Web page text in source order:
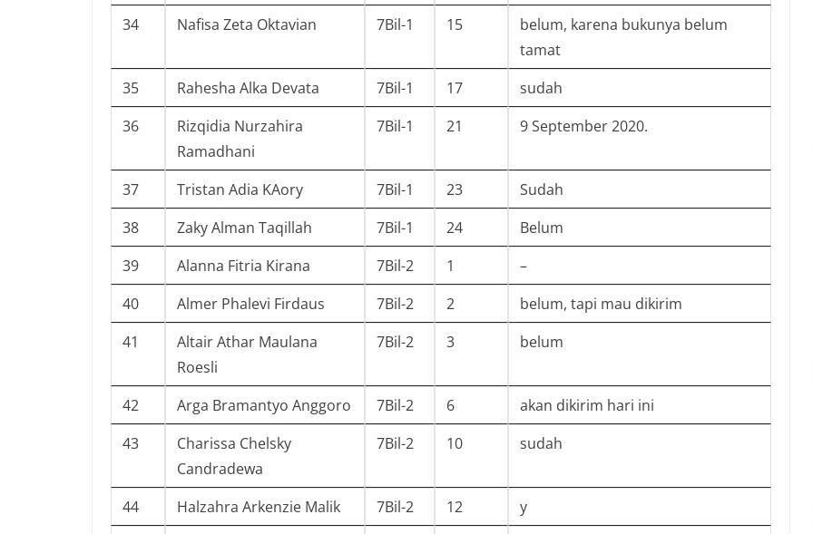
34
Nafisa Zeta Oktavian 7Bil-1 15
belum, karena bukunya belum
tamat
35
Rahesha Alka Devata 7Bil-1 17
sudah
36
Rizqidia Nurzahira
Ramadhani
7Bil-1 21 9 September 2020.
37 Tristan Adia KAory 7Bil-1 23
Sudah
38
Zaky Alman Taqillah 7Bil-1 24
Belum
39
Alanna Fitria Kirana 7Bil-2 1
–
40
Almer Phalevi Firdaus 7Bil-2 2
belum, tapi mau dikirim
41
Altair Athar Maulana
Roesli
7Bil-2 3 belum
42 Arga Bramantyo Anggoro 7Bil-2 6
akan dikirim hari ini
43
Charissa Chelsky
Candradewa
7Bil-2 10 sudah
44 Halzahra Arkenzie Malik 7Bil-2 12
y